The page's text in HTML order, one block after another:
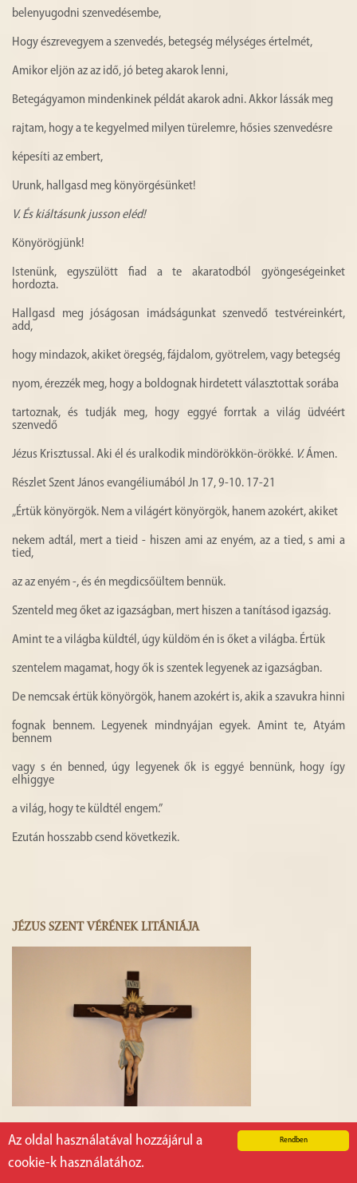
Rendben
Az oldal használatával hozzájárul a
cookie-k használatához.
belenyugodni szenvedésembe,
Hogy észrevegyem a szenvedés, betegség mélységes értelmét,
Amikor eljön az az idő, jó beteg akarok lenni,
Betegágyamon mindenkinek példát akarok adni. Akkor lássák meg
rajtam, hogy a te kegyelmed milyen türelemre, hősies szenvedésre
képesíti az embert,
Urunk, hallgasd meg könyörgésünket!
V.És kiáltásunk jusson eléd!
Könyörögjünk!
Istenünk, egyszülött fiad a te akaratodból gyöngeségeinket
hordozta.
Hallgasd meg jóságosan imádságunkat szenvedő testvéreinkért,
add,
hogy mindazok, akiket öregség, fájdalom, gyötrelem, vagy betegség
nyom, érezzék meg, hogy a boldognak hirdetett választottak sorába
tartoznak, és tudják meg, hogy eggyé forrtak a világ üdvéért
szenvedő
Jézus Krisztussal. Aki él és uralkodik mindörökkön-örökké. V.Ámen.
Részlet Szent János evangéliumából Jn 17, 9-10. 17-21
„Értük könyörgök. Nem a világért könyörgök, hanem azokért, akiket
nekem adtál, mert a tieid - hiszen ami az enyém, az a tied, s ami a
tied,
az az enyém -, és én megdicsőültem bennük.
Szenteld meg őket az igazságban, mert hiszen a tanításod igazság.
Amint te a világba küldtél, úgy küldöm én is őket a világba. Értük
szentelem magamat, hogy ők is szentek legyenek az igazságban.
De nemcsak értük könyörgök, hanem azokért is, akik a szavukra hinni
fognak bennem. Legyenek mindnyájan egyek. Amint te, Atyám
bennem
vagy s én benned, úgy legyenek ők is eggyé bennünk, hogy így
elhiggye
a világ, hogy te küldtél engem.”
Ezután hosszabb csend következik.
JÉZUS SZENT VÉRÉNEK LITÁNIÁJA
Uram, irgalmazz nekünk! –Uram, irgalmazz nekünk!
Krisztus, kegyelmezz nekünk! –